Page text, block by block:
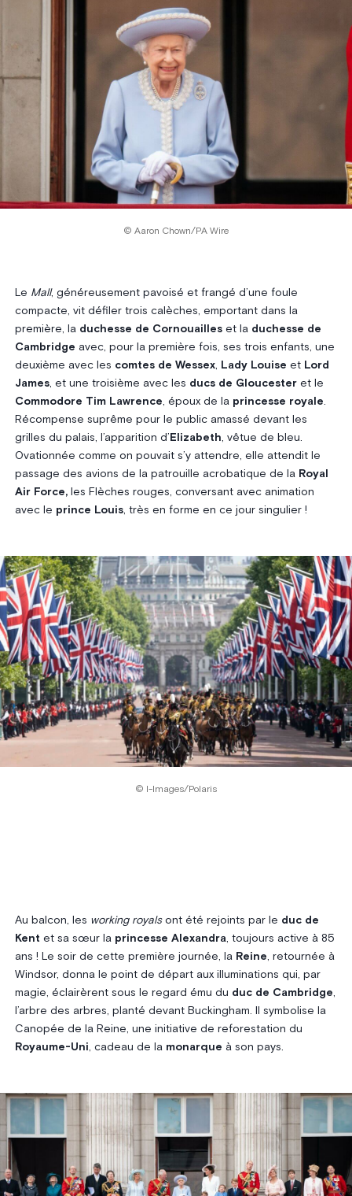
© Aaron Chown/PA Wire
Le Mall, généreusement pavoisé et frangé d’une foule
compacte, vit défiler trois calèches, emportant dans la
première, la duchesse de Cornouailleset la duchesse de
Cambridge avec, pour la première fois, ses trois enfants, une
deuxième avec les comtes de Wessex, Lady Louise et Lord
James, et une troisième avec les ducs de Gloucesteret le
Commodore Tim Lawrence , époux de la princesse royale
Récompense suprême pour le public amassé devant les
grilles du palais, l’apparition d’ Elizabeth , vêtue de bleu.
Ovationnée comme on pouvait s’y attendre, elle attendit le
passage des avions de la patrouille acrobatique de la Royal
Air Force,les Flèches rouges, conversant avec animation
avec le prince Louis, très en forme en ce jour singulier !
© I-Images/Polaris
Au balcon, les working royalsont été rejoints par le duc de
Kent et sa sœur la princesse Alexandra, toujours active à 85
ans ! Le soir de cette première journée, la Reine, retournée à
Windsor, donna le point de départ aux illuminations qui, par
magie, éclairèrent sous le regard ému du duc de Cambridge,
l’arbre des arbres, planté devant Buckingham. Il symbolise la
Canopée de la Reine, une initiative de reforestation du
Royaume-Uni, cadeau de la monarque à son pays.